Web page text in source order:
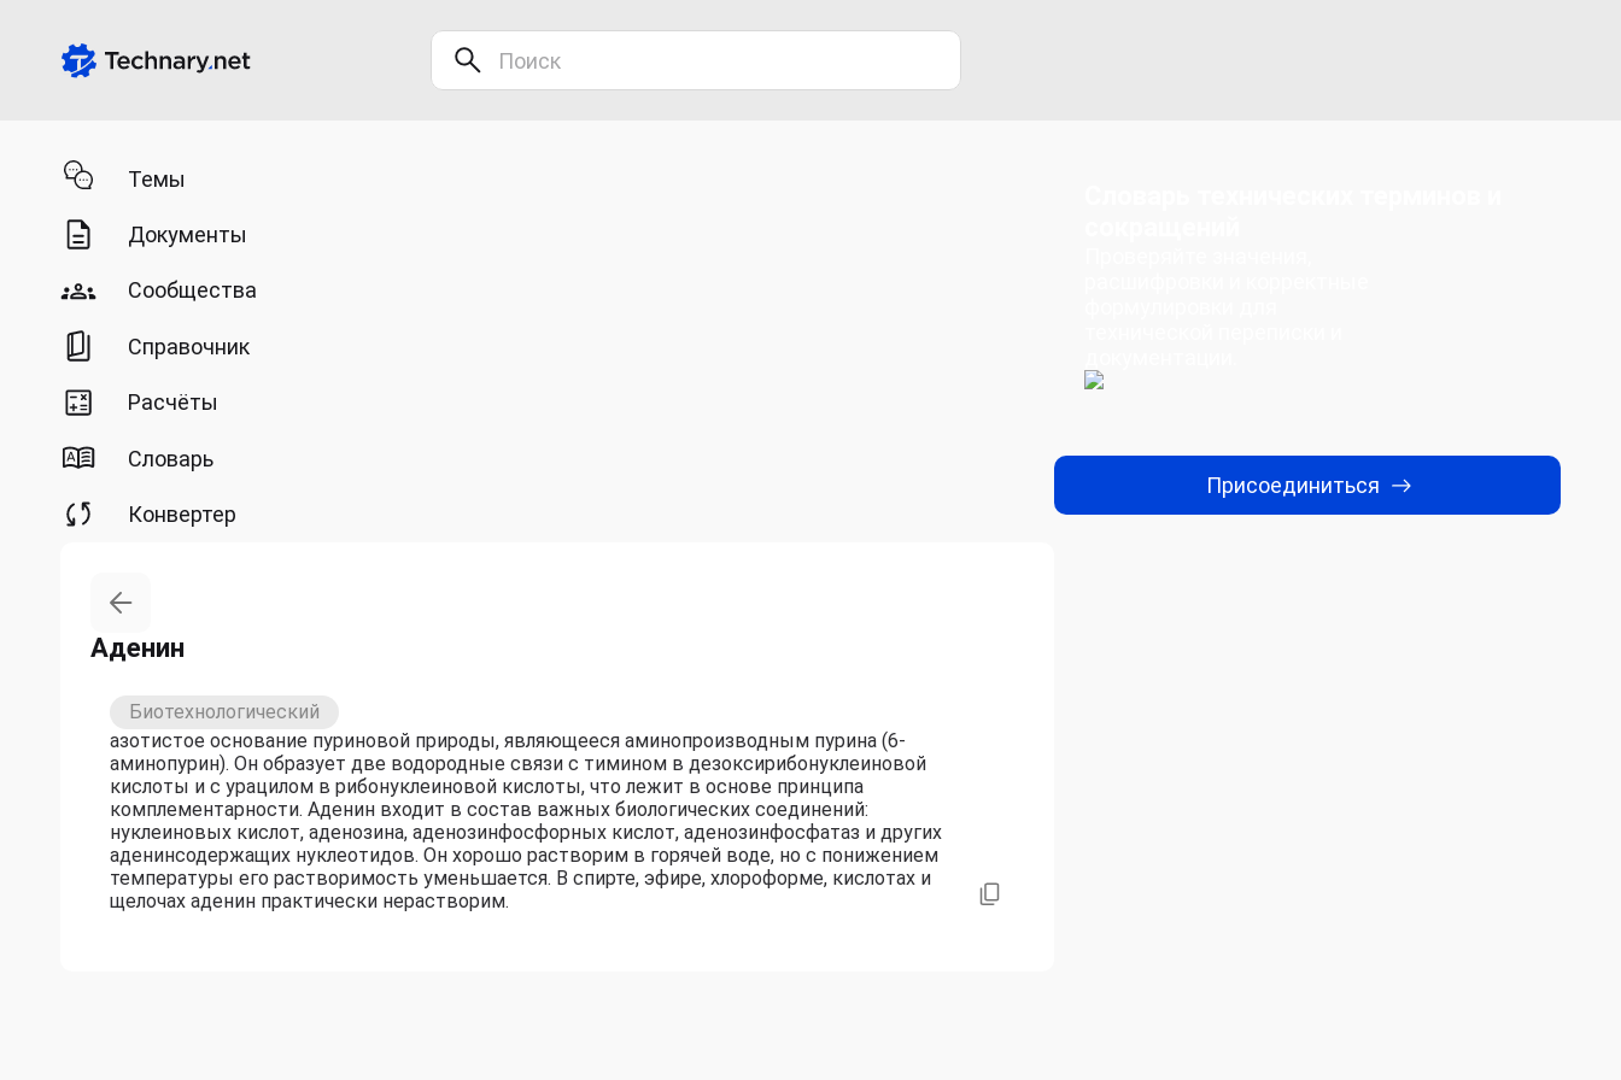
Темы
Документы
Сообщества
Справочник
Расчёты
Словарь
Конвертер
Аденин
Биотехнологический
азотистое основание пуриновой природы, являющееся аминопроизводным пурина (6-
аминопурин). Он образует две водородные связи с тимином в дезоксирибонуклеиновой
кислоты и с урацилом в рибонуклеиновой кислоты, что лежит в основе принципа
комплементарности. Аденин входит в состав важных биологических соединений:
нуклеиновых кислот, аденозина, аденозинфосфорных кислот, аденозинфосфатаз и других
аденинсодержащих нуклеотидов. Он хорошо растворим в горячей воде, но с понижением
температуры его растворимость уменьшается. В спирте, эфире, хлороформе, кислотах и
щелочах аденин практически нерастворим.
Присоединиться